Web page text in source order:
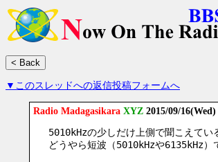
▼このスレッドへの返信投稿フォームへ
Radio Madagasikara XYZ 2015/09/
5010kHzの少しだけ上側で聞こえてい
どうやら短波（5010kHzや6135kHz）